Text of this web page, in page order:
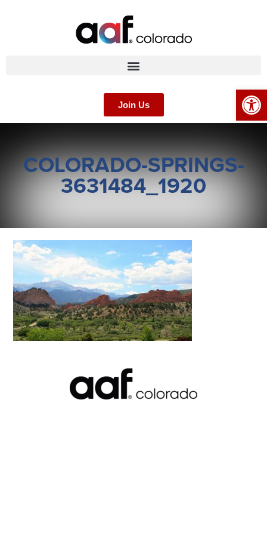
Join Us
COLORADO-SPRINGS-
3631484_1920